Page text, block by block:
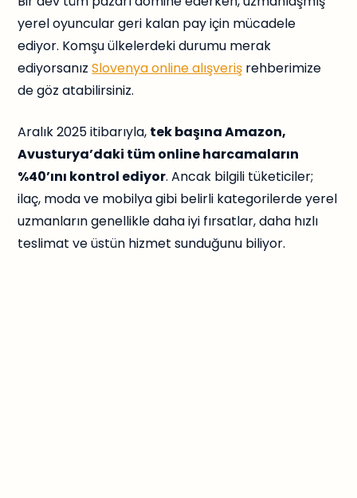
yerel oyuncular geri kalan pay için mücadele
ediyor. Komşu ülkelerdeki durumu merak
ediyorsanızSlovenya online alışveriş rehberimize
de göz atabilirsiniz.
Aralık 2025 itibarıyla, tek başına Amazon,
Avusturya’daki tüm online harcamaların
%40’ını kontrol ediyor. Ancak bilgili tüketiciler;
ilaç, moda ve mobilya gibi belirli kategorilerde yerel
uzmanların genellikle daha iyi fırsatlar, daha hızlı
teslimat ve üstün hizmet sunduğunu biliyor.